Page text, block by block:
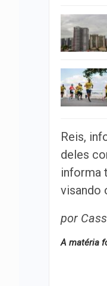
Reis,
deles
informa
visando
por
A matéria